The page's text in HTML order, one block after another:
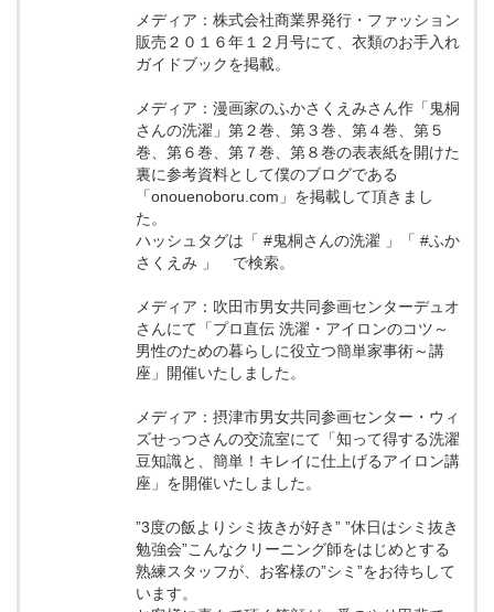
メディア：株式会社商業界発行・ファッション
販売２０１６年１２月号にて、衣類のお手入れ
ガイドブックを掲載。
メディア：漫画家のふかさくえみさん作「鬼桐
さんの洗濯」第２巻、第３巻、第４巻、第５
巻、第６巻、第７巻、第８巻の表表紙を開けた
裏に参考資料として僕のブログである
「onouenoboru.com」を掲載して頂きまし
た。
ハッシュタグは「 #鬼桐さんの洗濯 」「 #ふか
さくえみ 」 で検索。
メディア：吹田市男女共同参画センターデュオ
さんにて「プロ直伝 洗濯・アイロンのコツ～
男性のための暮らしに役立つ簡単家事術～講
座」開催いたしました。
メディア：摂津市男女共同参画センター・ウィ
ズせっつさんの交流室にて「知って得する洗濯
豆知識と、簡単！キレイに仕上げるアイロン講
座」を開催いたしました。
”3度の飯よりシミ抜きが好き” ”休日はシミ抜き
勉強会”こんなクリーニング師をはじめとする
熟練スタッフが、お客様の”シミ”をお待ちして
います。